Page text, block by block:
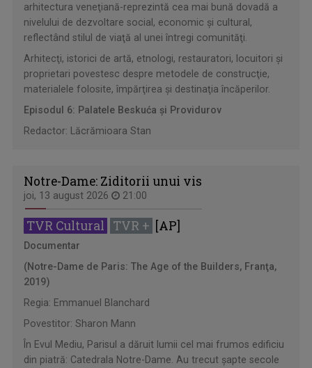
arhitectura veneţiană-reprezintă cea mai bună dovadă a
nivelului de dezvoltare social, economic şi cultural,
reflectând stilul de viaţă al unei întregi comunităţi.
Arhitecţi, istorici de artă, etnologi, restauratori, locuitori şi
proprietari povestesc despre metodele de construcţie,
materialele folosite, împărţirea şi destinaţia încăperilor.
Episodul 6: Palatele Beskuća şi Providurov
Redactor: Lăcrămioara Stan
Notre-Dame: Ziditorii unui vis
joi, 13 august 2026 21:00
TVR Cultural TVR + [AP]
Documentar
(Notre-Dame de Paris: The Age of the Builders, Franţa,
2019)
Regia: Emmanuel Blanchard
Povestitor: Sharon Mann
În Evul Mediu, Parisul a dăruit lumii cel mai frumos edificiu
din piatră: Catedrala Notre-Dame. Au trecut şapte secole